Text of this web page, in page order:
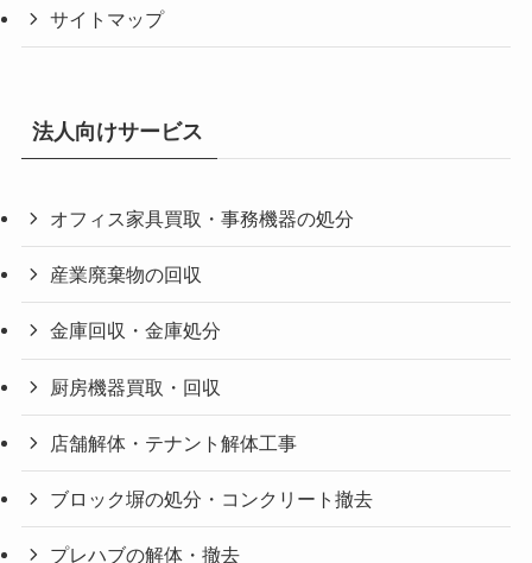
サイトマップ
法人向けサービス
オフィス家具買取・事務機器の処分
産業廃棄物の回収
金庫回収・金庫処分
厨房機器買取・回収
店舗解体・テナント解体工事
ブロック塀の処分・コンクリート撤去
プレハブの解体・撤去